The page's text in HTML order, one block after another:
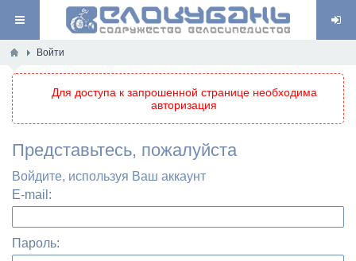
Войти
Для доступа к запрошенной странице необходима
авторизация
Представьтесь, пожалуйста
Войдите, используя Ваш аккаунт
E-mail:
Пароль: